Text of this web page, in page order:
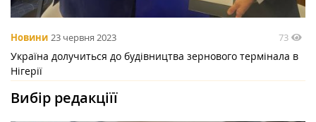
Новини 23 червня 2023 73
Україна долучиться до будівництва зернового термінала в
Нігерії
Вибір редакціїї